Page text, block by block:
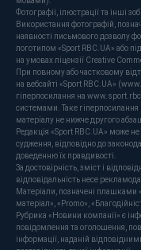
Фотографії, ілюстрації та інші
Використання фотографій,
наявності письмового дозволу
логотипом «Sport RBC.UA» або
на умовах ліцензії Creative
При повному або частковому
на вебсайті «Sport RBC.UA»
гіперпосилання на
системами. Таке гіперпосилання
матеріалу не нижче другого
Редакція «Sport RBC.UA» може не
судження, відповідно до
доведенню їх правдивості.
За достовірність, зміст і
відповідальність несе
Матеріали, позначені плашками
матеріал», «Promo»,
Рубрика «Новини компанії» є
повідомлення та оголошення,
інформації, наданій